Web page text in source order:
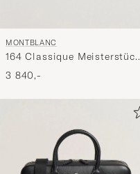
MONTBLANC
164 Classique Meisterstück
Ballpoint Pen Platinum Line
3 840,-